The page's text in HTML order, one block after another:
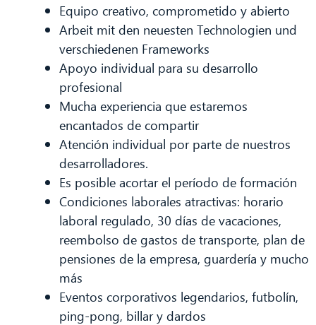
Equipo creativo, comprometido y abierto
Arbeit mit den neuesten Technologien und
verschiedenen Frameworks
Apoyo individual para su desarrollo
profesional
Mucha experiencia que estaremos
encantados de compartir
Atención individual por parte de nuestros
desarrolladores.
Es posible acortar el período de formación
Condiciones laborales atractivas: horario
laboral regulado, 30 días de vacaciones,
reembolso de gastos de transporte, plan de
pensiones de la empresa, guardería y mucho
más
Eventos corporativos legendarios, futbolín,
ping-pong, billar y dardos
CIB AI ChatBot
¡Hola! ¿Qué puedo hacer por ti?